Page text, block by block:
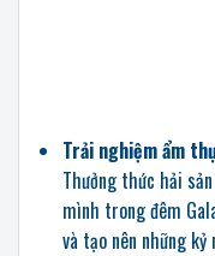
Trải nghiệm ẩm
Thưởng thức hải
mình trong đêm
và tạo nên những kỷ